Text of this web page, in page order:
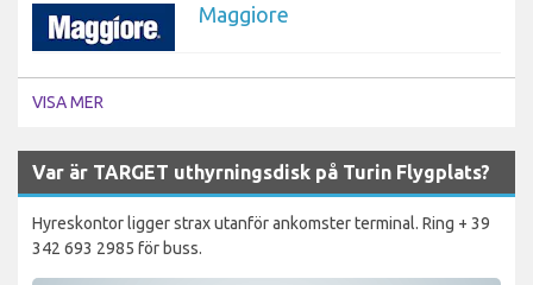
Maggiore
VISA MER
Var är TARGET uthyrningsdisk på Turin Flygplats?
Hyreskontor ligger strax utanför ankomster terminal. Ring + 39
342 693 2985 för buss.